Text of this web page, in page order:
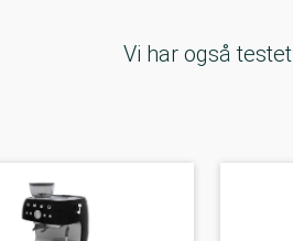
Vi har også testet